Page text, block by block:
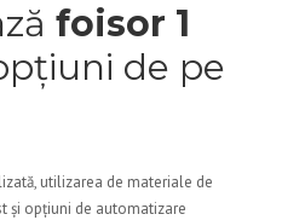
foisor 1
de pe
utilizarea de materiale de
și opțiuni de automatizare